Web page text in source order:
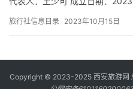
湖区星火路20号龙湖MOCO国
旅行社信息目录 2023年10月15日
Copyright © 2023-2025 西安旅游网